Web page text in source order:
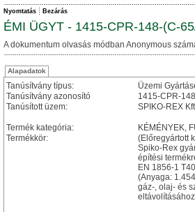
Nyomtatás Bezárás
ÉMI ÜGYT - 1415-CPR-148-(C-
A dokumentum olvasás módban Anonymous
Alapadatok
Tanúsítvány típus:
Üzemi
Tanúsítvány azonosító
1415-CPR-
Tanúsított üzem:
SPIKO-REX
Termék kategória:
KÉMÉNYEK,
Termékkör:
(Előregyártott
Spiko-Rex
építési
EN 1856-1
(Anyaga:
gáz-, olaj- és
eltávolításához